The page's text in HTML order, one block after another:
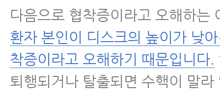
- 허리협착증의 진행을 막는 8가
히 1편 - 증상 변화에 세심한 관심
- 허리협착증의 진행을 막는 8가
히 2편 - 증상이 악화됐다면 원인
다음으로 협착증이라고 오해하는
환자 본인이 디스크의 높이가 낮
착증이라고 오해하기 때문입니다.
퇴행되거나 탈출되면 수핵이 말라